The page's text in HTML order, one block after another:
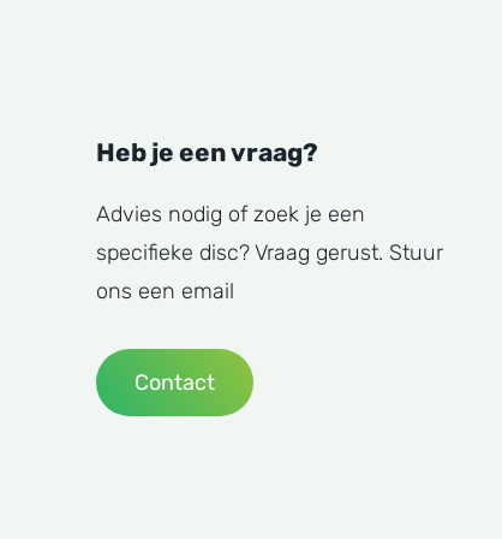
Heb je een vraag?
Advies nodig of zoek je een
specifieke disc? Vraag gerust. Stuur
ons een email
Contact